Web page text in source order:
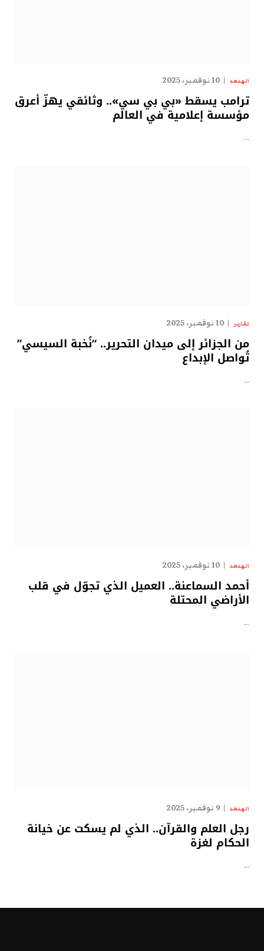
الهدهد 10 نوفمبر، 2025
ترامب يسقط «بي بي سي».. وثائقي يهزّ أعرق
مؤسسة إعلامية في العالم
…
تقارير 10 نوفمبر، 2025
من الجزائر إلى ميدان التحرير.. “نُخبة السيسي”
تُواصل الإبداع
…
الهدهد 10 نوفمبر، 2025
أحمد السماعنة.. العميل الذي تجوّل في قلب
الأراضي المحتلة
…
الهدهد 9 نوفمبر، 2025
رجل العلم والقرآن.. الذي لم يسكت عن خيانة
الحكام لغزة
…